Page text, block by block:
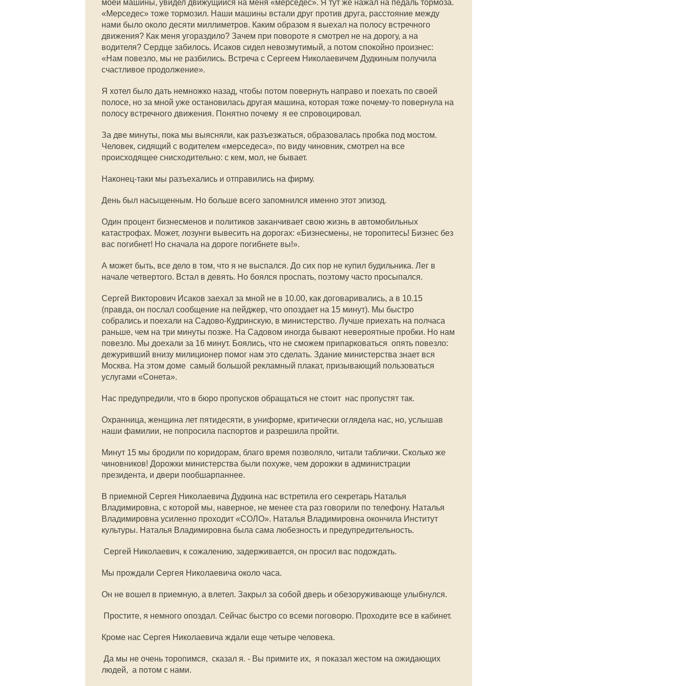
моей машины, увидел движущийся на меня «мерседес». Я тут же нажал на педаль тормоза.
«Мерседес» тоже тормозил. Наши машины встали друг против друга, расстояние между
нами было около десяти миллиметров. Каким образом я выехал на полосу встречного
движения? Как меня угораздило? Зачем при повороте я смотрел не на дорогу, а на
водителя? Сердце забилось. Исаков сидел невозмутимый, а потом спокойно произнес:
«Нам повезло, мы не разбились. Встреча с Сергеем Николаевичем Дудкиным получила
счастливое продолжение».
Я хотел было дать немножко назад, чтобы потом повернуть направо и поехать по своей
полосе, но за мной уже остановилась другая машина, которая тоже почему-то повернула на
полосу встречного движения. Понятно почему  я ее спровоцировал.
За две минуты, пока мы выясняли, как разъезжаться, образовалась пробка под мостом.
Человек, сидящий с водителем «мерседеса», по виду чиновник, смотрел на все
происходящее снисходительно: с кем, мол, не бывает.
Наконец-таки мы разъехались и отправились на фирму.
День был насыщенным. Но больше всего запомнился именно этот эпизод.
Один процент бизнесменов и политиков заканчивает свою жизнь в автомобильных
катастрофах. Может, лозунги вывесить на дорогах: «Бизнесмены, не торопитесь! Бизнес без
вас погибнет! Но сначала на дороге погибнете вы!».
А может быть, все дело в том, что я не выспался. До сих пор не купил будильника. Лег в
начале четвертого. Встал в девять. Но боялся проспать, поэтому часто просыпался.
Сергей Викторович Исаков заехал за мной не в 10.00, как договаривались, а в 10.15
(правда, он послал сообщение на пейджер, что опоздает на 15 минут). Мы быстро
собрались и поехали на Садово-Кудринскую, в министерство. Лучше приехать на полчаса
раньше, чем на три минуты позже. На Садовом иногда бывают невероятные пробки. Но нам
повезло. Мы доехали за 16 минут. Боялись, что не сможем припарковаться  опять повезло:
дежуривший внизу милиционер помог нам это сделать. Здание министерства знает вся
Москва. На этом доме  самый большой рекламный плакат, призывающий пользоваться
услугами «Сонета».
Нас предупредили, что в бюро пропусков обращаться не стоит  нас пропустят так.
Охранница, женщина лет пятидесяти, в униформе, критически оглядела нас, но, услышав
наши фамилии, не попросила паспортов и разрешила пройти.
Минут 15 мы бродили по коридорам, благо время позволяло, читали таблички. Сколько же
чиновников! Дорожки министерства были похуже, чем дорожки в администрации
президента, и двери пообшарпаннее.
В приемной Сергея Николаевича Дудкина нас встретила его секретарь Наталья
Владимировна, с которой мы, наверное, не менее ста раз говорили по телефону. Наталья
Владимировна усиленно проходит «СОЛО». Наталья Владимировна окончила Институт
культуры. Наталья Владимировна была сама любезность и предупредительность.
 Сергей Николаевич, к сожалению, задерживается, он просил вас подождать.
Мы прождали Сергея Николаевича около часа.
Он не вошел в приемную, а влетел. Закрыл за собой дверь и обезоруживающе улыбнулся.
 Простите, я немного опоздал. Сейчас быстро со всеми поговорю. Проходите все в кабинет.
Кроме нас Сергея Николаевича ждали еще четыре человека.
 Да мы не очень торопимся,  сказал я. - Вы примите их,  я показал жестом на ожидающих
людей,  а потом с нами.